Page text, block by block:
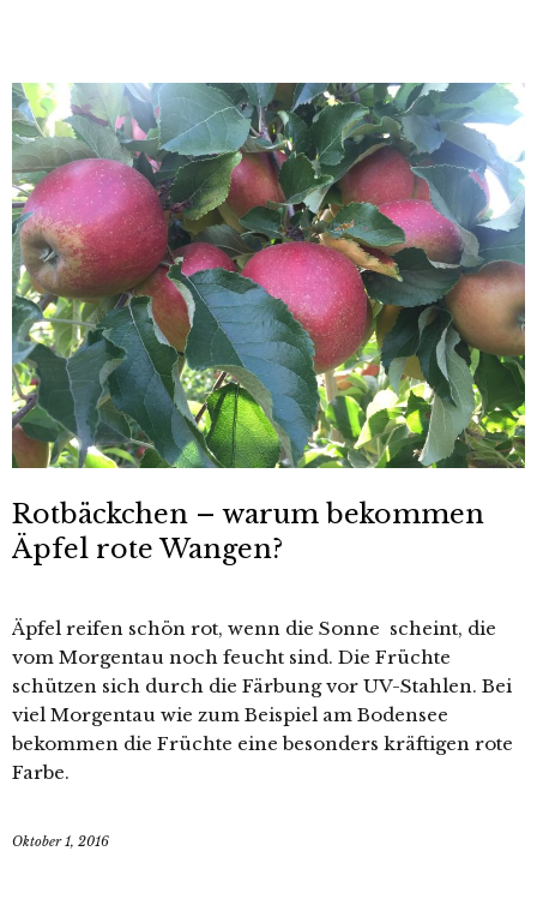
Rotbäckchen – warum bekommen
Äpfel rote Wangen?
Äpfel reifen schön rot, wenn die Sonne scheint, die
vom Morgentau noch feucht sind. Die Früchte
schützen sich durch die Färbung vor UV-Stahlen. Bei
viel Morgentau wie zum Beispiel am Bodensee
bekommen die Früchte eine besonders kräftigen rote
Farbe.
Oktober 1, 2016